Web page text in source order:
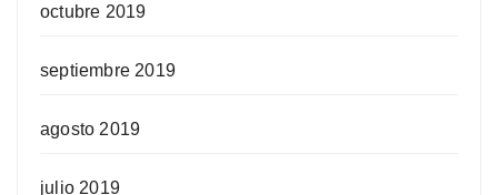
octubre 2019
septiembre 2019
agosto 2019
julio 2019